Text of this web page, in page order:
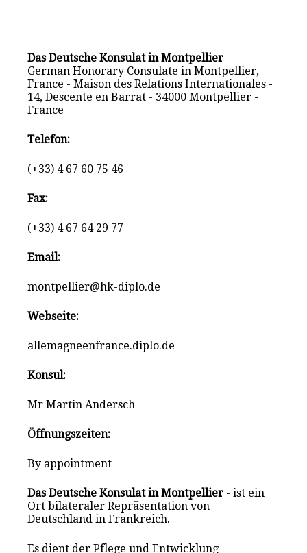
Das Deutsche Konsulat in Montpellier
German Honorary Consulate in Montpellier,
France - Maison des Relations Internationales -
14, Descente en Barrat - 34000 Montpellier -
France
Telefon:
(+33) 4 67 60 75 46
Fax:
(+33) 4 67 64 29 77
Email:
montpellier@hk-diplo.de
Webseite:
allemagneenfrance.diplo.de
Konsul:
Mr Martin Andersch
Öffnungszeiten:
By appointment
Das Deutsche Konsulat in Montpellier - ist ein
Ort bilateraler Repräsentation von
Deutschland in Frankreich.
Es dient der Pflege und Entwicklung